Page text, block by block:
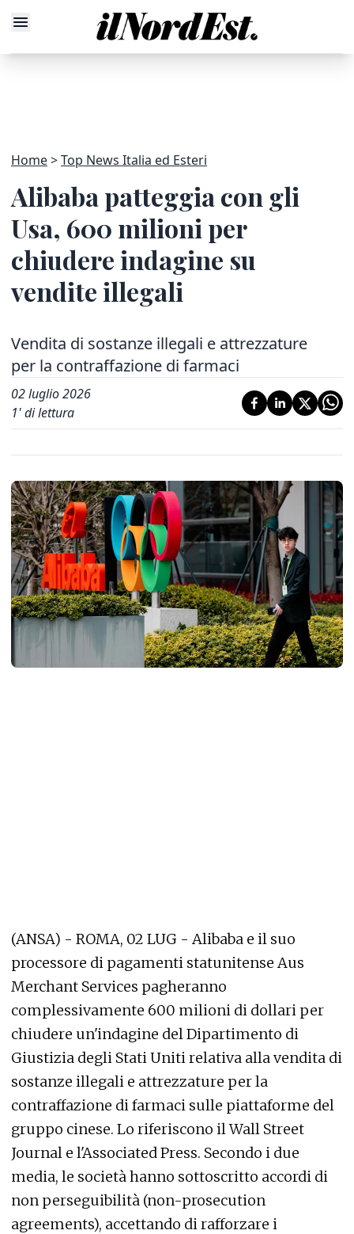
Home Top News Italia ed Esteri
Alibaba patteggia con gli
Usa, 600 milioni per
chiudere indagine su
vendite illegali
Vendita di sostanze illegali e attrezzature
per la contraffazione di farmaci
02 luglio 2026
1' di lettura
(ANSA) - ROMA, 02 LUG - Alibaba e il suo
processore di pagamenti statunitense Aus
Merchant Services pagheranno
complessivamente 600 milioni di dollari per
chiudere un'indagine del Dipartimento di
Giustizia degli Stati Uniti relativa alla vendita di
sostanze illegali e attrezzature per la
contraffazione di farmaci sulle piattaforme del
gruppo cinese. Lo riferiscono il Wall Street
Journal e l'Associated Press. Secondo i due
media, le società hanno sottoscritto accordi di
non perseguibilità (non-prosecution
agreements), accettando di rafforzare i